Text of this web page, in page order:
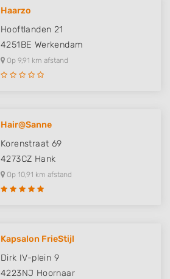
Haarzo
Hooftlanden 21
4251BE Werkendam
Op 9,91 km afstand
Hair@Sanne
Korenstraat 69
4273CZ Hank
Op 10,91 km afstand
Kapsalon FrieStijl
Dirk IV-plein 9
4223NJ Hoornaar